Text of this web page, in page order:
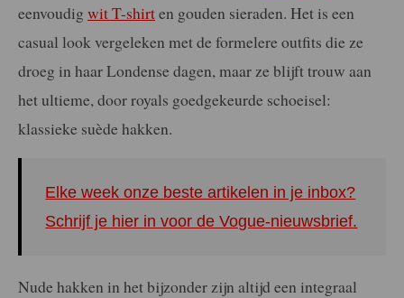
eenvoudig wit T-shirten gouden sieraden. Het is een
casual look vergeleken met de formelere outfits die ze
droeg in haar Londense dagen, maar ze blijft trouw aan
het ultieme, door royals goedgekeurde schoeisel:
klassieke suède hakken.
Elke week onze beste artikelen in je inbox?
Schrijf je hier in voor de Vogue-nieuwsbrief.
Nude hakken in het bijzonder zijn altijd een integraal